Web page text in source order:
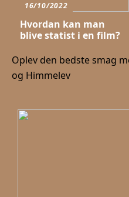
16/10/2022
Hvordan kan man
blive statist i en film?
Oplev den bedste smag
og Himmelev